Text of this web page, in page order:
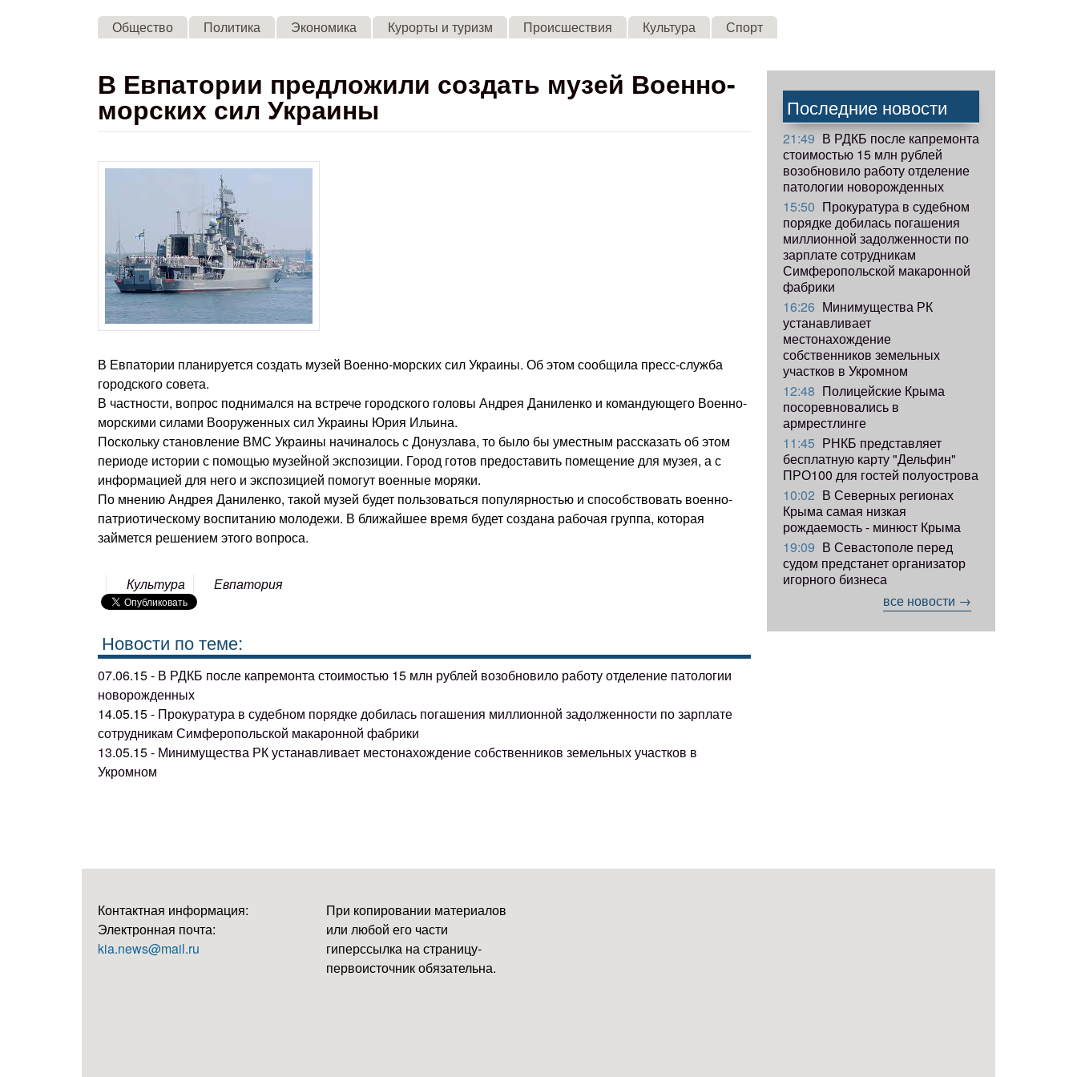
Skip to main content
Общество Политика Экономика Курорты и туризм Происшествия Культура Спорт
В Евпатории предложили создать музей Военно-
морских сил Украины
В Евпатории планируется создать музей Военно-морских сил Украины. Об этом сообщила пресс-служба
городского совета.
В частности, вопрос поднимался на встрече городского головы Андрея Даниленко и командующего Военно-
морскими силами Вооруженных сил Украины Юрия Ильина.
Поскольку становление ВМС Украины начиналось с Донузлава, то было бы уместным рассказать об этом
периоде истории с помощью музейной экспозиции. Город готов предоставить помещение для музея, а с
информацией для него и экспозицией помогут военные моряки.
По мнению Андрея Даниленко, такой музей будет пользоваться популярностью и способствовать военно-
патриотическому воспитанию молодежи. В ближайшее время будет создана рабочая группа, которая
займется решением этого вопроса.
Культура Евпатория
Новости по теме:
07.06.15 - В РДКБ после капремонта стоимостью 15 млн рублей возобновило работу отделение патологии
новорожденных
14.05.15 - Прокуратура в судебном порядке добилась погашения миллионной задолженности по зарплате
сотрудникам Симферопольской макаронной фабрики
13.05.15 - Минимущества РК устанавливает местонахождение собственников земельных участков в
Укромном
Последние новости
21:49 В РДКБ после капремонта
стоимостью 15 млн рублей
возобновило работу отделение
патологии новорожденных
15:50 Прокуратура в судебном
порядке добилась погашения
миллионной задолженности по
зарплате сотрудникам
Симферопольской макаронной
фабрики
16:26 Минимущества РК
устанавливает
местонахождение
собственников земельных
участков в Укромном
12:48 Полицейские Крыма
посоревновались в
армрестлинге
11:45 РНКБ представляет
бесплатную карту "Дельфин"
ПРО100 для гостей полуострова
10:02 В Северных регионах
Крыма самая низкая
рождаемость - минюст Крыма
19:09 В Севастополе перед
судом предстанет организатор
игорного бизнеса
все новости →
Контактная информация:
Электронная почта:
kia.news@mail.ru
При копировании материалов
или любой его части
гиперссылка на страницу-
первоисточник обязательна.